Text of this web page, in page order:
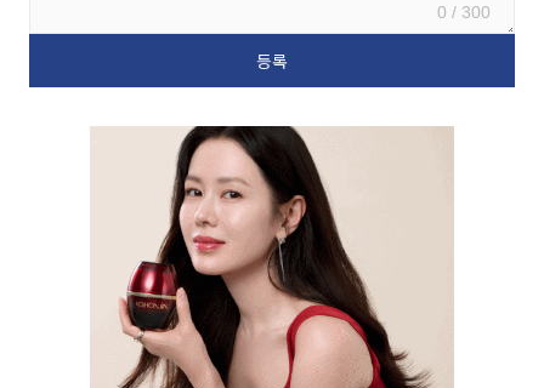
0 / 300